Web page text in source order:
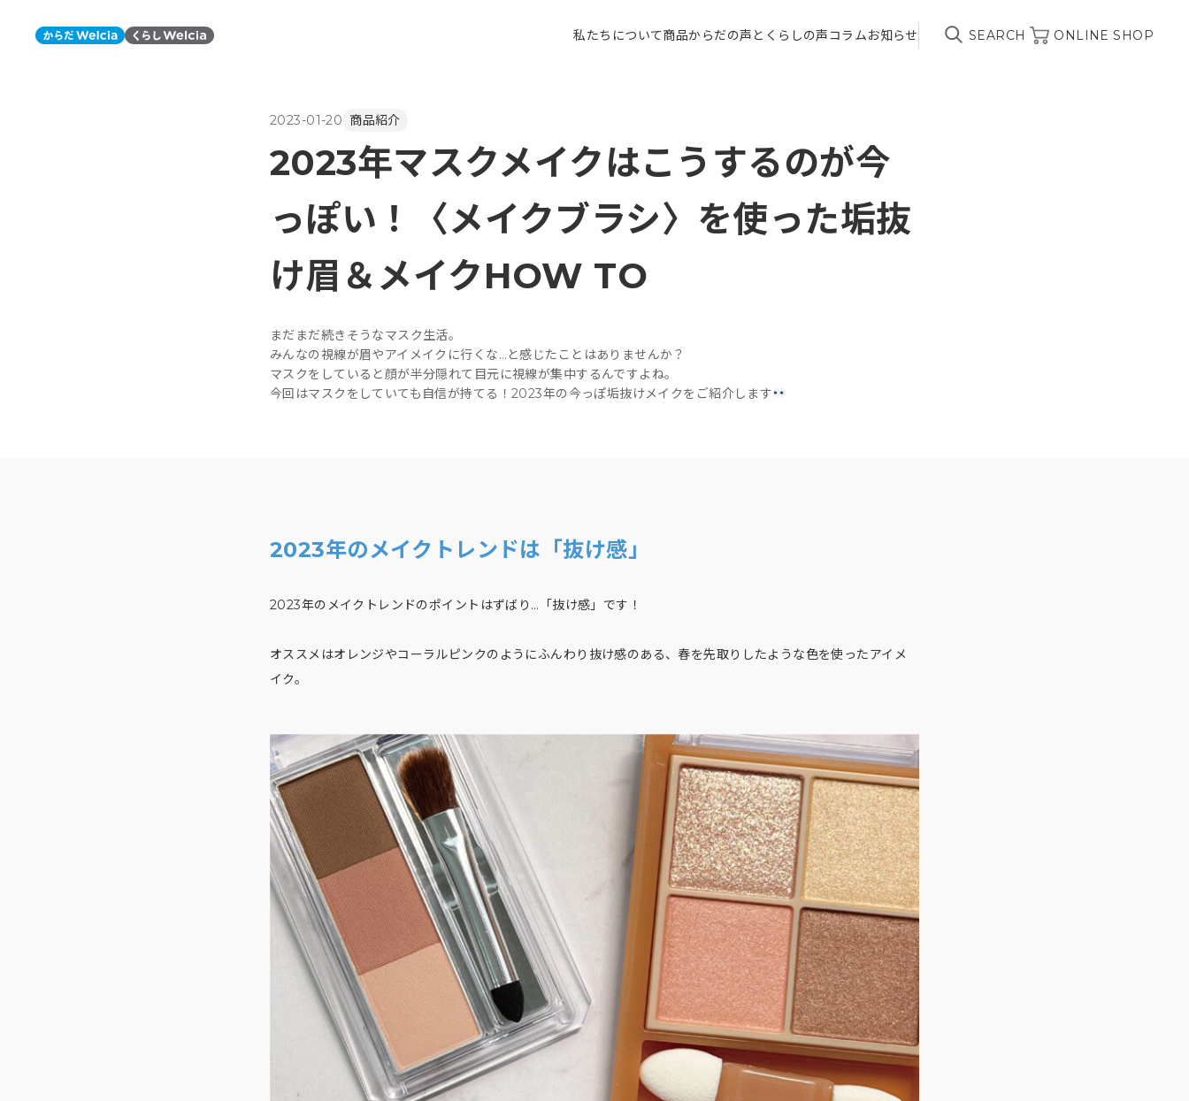
私たちについて商品からだの声とくらしの声コラムお知らせ SEARCH ONLINE SHOP
2023-01-20 商品紹介
2023年マスクメイクはこうするのが今
っぽい！〈メイクブラシ〉を使った垢抜
け眉＆メイクHOW TO
まだまだ続きそうなマスク生活。
みんなの視線が眉やアイメイクに行くな…と感じたことはありませんか？
マスクをしていると顔が半分隠れて目元に視線が集中するんですよね。
今回はマスクをしていても自信が持てる！2023年の今っぽ垢抜けメイクをご紹介します
2023年のメイクトレンドは「抜け感」
2023年のメイクトレンドのポイントはずばり…「抜け感」です！
オススメはオレンジやコーラルピンクのようにふんわり抜け感のある、春を先取りしたような色を使ったアイメ
イク。